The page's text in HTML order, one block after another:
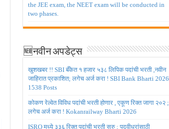
the JEE exam, the NEET exam will be conducted in
two phases.
🆕नवीन अपडेट्स
खुशखबर !! SBI बँकेत १ हजार ५३८ लिपिक पदांची भरती ,नवीन
जाहिरात प्रकाशित; लगेच अर्ज करा ! SBI Bank Bharti 2026
1538 Posts
कोकण रेल्वेत विविध पदांची भरती होणार , एकूण रिक्त जागा २०२ ;
लगेच अर्ज करा ! Kokanrailway Bharti 2026
ISRO मध्ये ३३६ रिक्त पदांची भरती सुरु ; पदवीधरांसाठी